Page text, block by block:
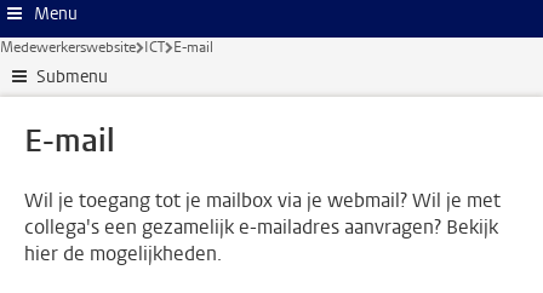
Menu
Medewerkerswebsite ICT E-mail
Submenu
E-mail
Wil je toegang tot je mailbox via je webmail? Wil je met
collega's een gezamelijk e-mailadres aanvragen? Bekijk
hier de mogelijkheden.